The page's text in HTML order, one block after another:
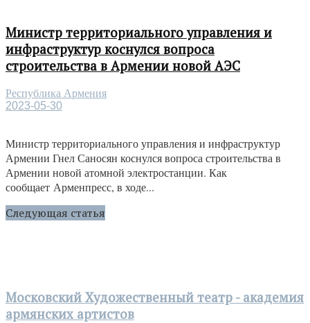
Министр территориального управления и
инфраструктур коснулся вопроса
строительства в Армении новой АЭС
Республика Армения
2023-05-30
Министр территориального управления и инфраструктур
Армении Гнел Саносян коснулся вопроса строительства в
Армении новой атомной электростанции. Как
сообщает Арменпресс, в ходе...
Следующая статья
Московский Художественный театр - академия
армянских артистов